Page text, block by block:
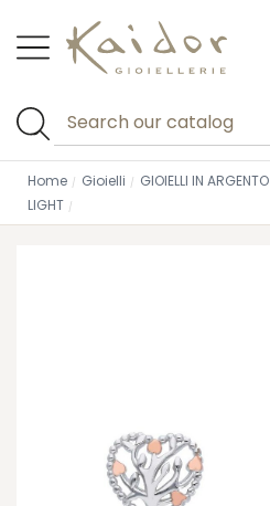
Home Gioielli GIOIELLI IN ARGENTO
LIGHT